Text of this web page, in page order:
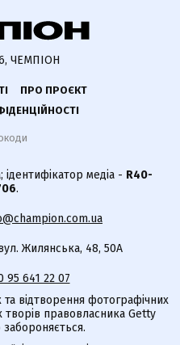
ЧЕМПІОН
ПРО ПРОЄКТ
медіа - R40-
.
Жилянська, 48, 50А
95 641 22 07
відтворення фотографічних
творів правовласника Getty